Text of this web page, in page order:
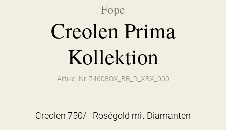
Fope
Creolen Prima
Kollektion
Artikel-Nr. 74608OX_BB_R_XBX_000
Creolen 750/- Roségold mit Diamanten